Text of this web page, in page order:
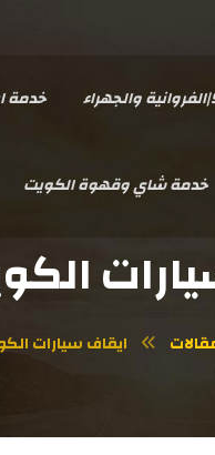
خدمة
خدمة شاي وقهوة الكويت
ايقاف سيارات